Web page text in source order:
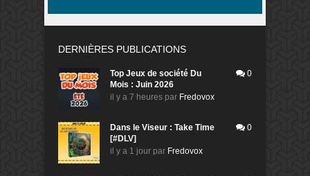
DERNIÈRES PUBLICATIONS
Top Jeux de société Du
Mois : Juin 2026
il y a 7 heures par Fredovox
0
Dans le Viseur : Take Time
[#DLV]
il y a 1 jour par Fredovox
0